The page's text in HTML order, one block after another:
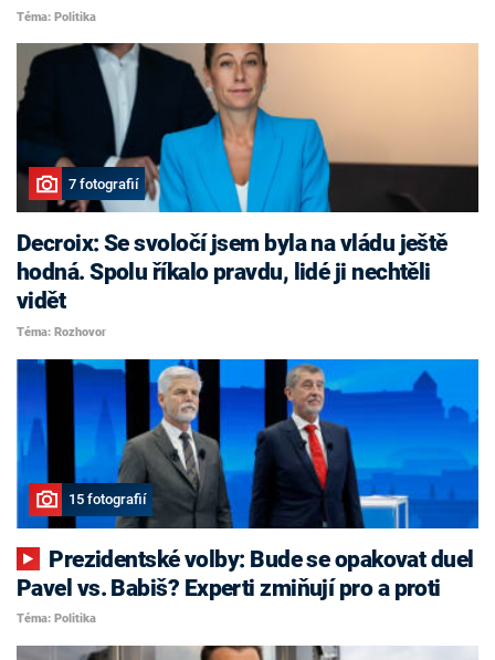
Téma: Politika
7 fotografií
Decroix: Se svoločí jsem byla na vládu ještě
hodná. Spolu říkalo pravdu, lidé ji nechtěli
vidět
Téma: Rozhovor
15 fotografií
Pavel vs. Babiš? Experti zmiňují pro a proti
Téma: Politika